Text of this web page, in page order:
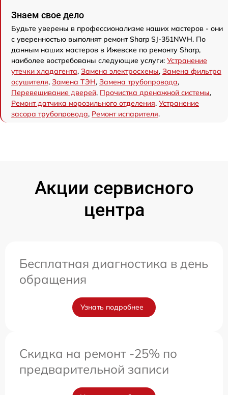
Знаем свое дело
Будьте уверены в профессионализме наших мастеров - они
с уверенностью выполнят ремонт Sharp SJ-351NWH. По
данным наших мастеров в Ижевске по ремонту Sharp,
наиболее востребованы следующие услуги: Устранение
утечки хладагента, Замена электросхемы, Замена фильтра
осушителя, Замена ТЭН, Замена трубопровода,
Перевешивание дверей, Прочистка дренажной системы,
Ремонт датчика морозильного отделения, Устранение
засора трубопровода, Ремонт испарителя.
Акции сервисного
центра
Бесплатная диагностика в день
обращения
Узнать подробнее
Скидка на ремонт -25% по
предварительной записи